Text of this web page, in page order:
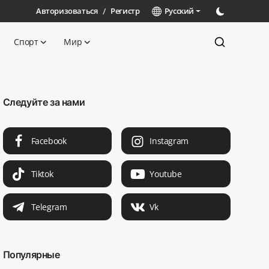
Авторизоваться / Регистр Русский
Спорт Мир
Следуйте за нами
Facebook Instagram
Tiktok Youtube
Telegram Vk
Популярные